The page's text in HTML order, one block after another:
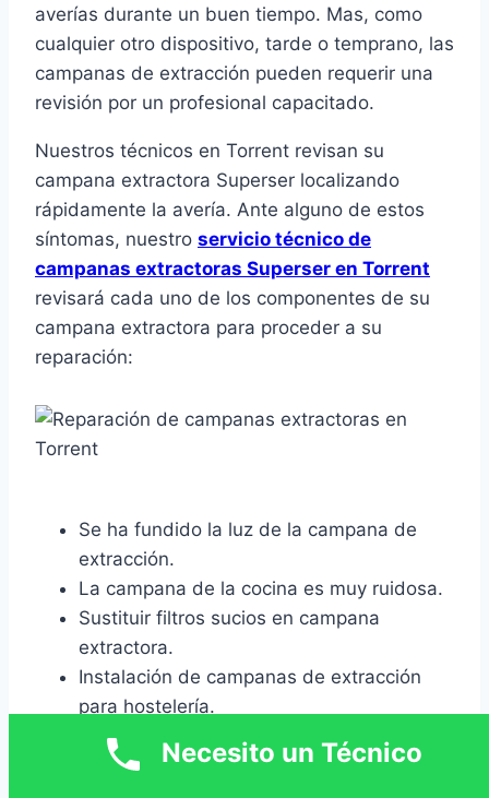
averías durante un buen tiempo. Mas, como
cualquier otro dispositivo, tarde o temprano, las
campanas de extracción pueden requerir una
revisión por un profesional capacitado.
Nuestros técnicos en Torrent revisan su
campana extractora Superser localizando
rápidamente la avería. Ante alguno de estos
síntomas, nuestro servicio técnico de
campanas extractoras Superser en Torrent
revisará cada uno de los componentes de su
campana extractora para proceder a su
reparación:
Se ha fundido la luz de la campana de
extracción.
La campana de la cocina es muy ruidosa.
Sustituir filtros sucios en campana
extractora.
Instalación de campanas de extracción
para hostelería.
Instalación de tubos de extracción de
humos.
Necesito un Técnico